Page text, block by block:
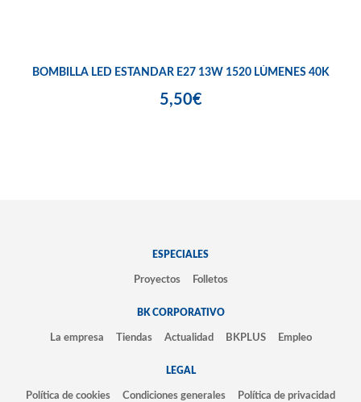
BOMBILLA LED ESTANDAR E27 13W 1520 LÚMENES 40K
5,50€
ESPECIALES
Proyectos Folletos
BK CORPORATIVO
La empresa Tiendas Actualidad BKPLUS Empleo
LEGAL
Política de cookies Condiciones generales Política de privacidad